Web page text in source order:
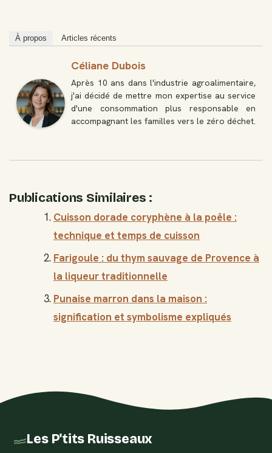
À propos Articles récents
Céliane Dubois
Après 10 ans dans l'industrie agroalimentaire,
j'ai décidé de mettre mon expertise au service
d'une consommation plus responsable en
accompagnant les familles vers le zéro déchet.
Publications Similaires :
Cuisson dorade coryphène à la poêle :
technique et temps de cuisson
Farigoule : du thym sauvage de Provence à
la liqueur traditionnelle
Punaise marron dans la maison :
signification et symbolisme expliqués
Les P'tits Ruisseaux